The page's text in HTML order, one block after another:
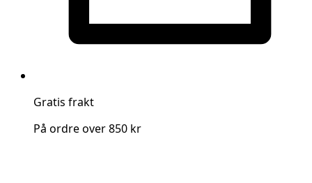
Gratis frakt
På ordre over 850 kr